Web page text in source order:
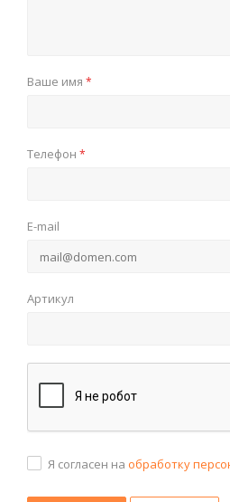
Ваше имя *
Телефон *
E-mail
Артикул
Я согласен на обработку